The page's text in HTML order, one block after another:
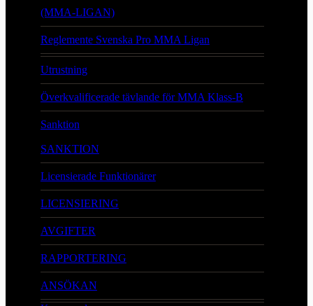
(MMA-LIGAN)
Reglemente Svenska Pro MMA Ligan
Utrustning
Överkvalificerade tävlande för MMA Klass-B
Sanktion
SANKTION
Licensierade Funktionärer
LICENSIERING
AVGIFTER
RAPPORTERING
ANSÖKAN